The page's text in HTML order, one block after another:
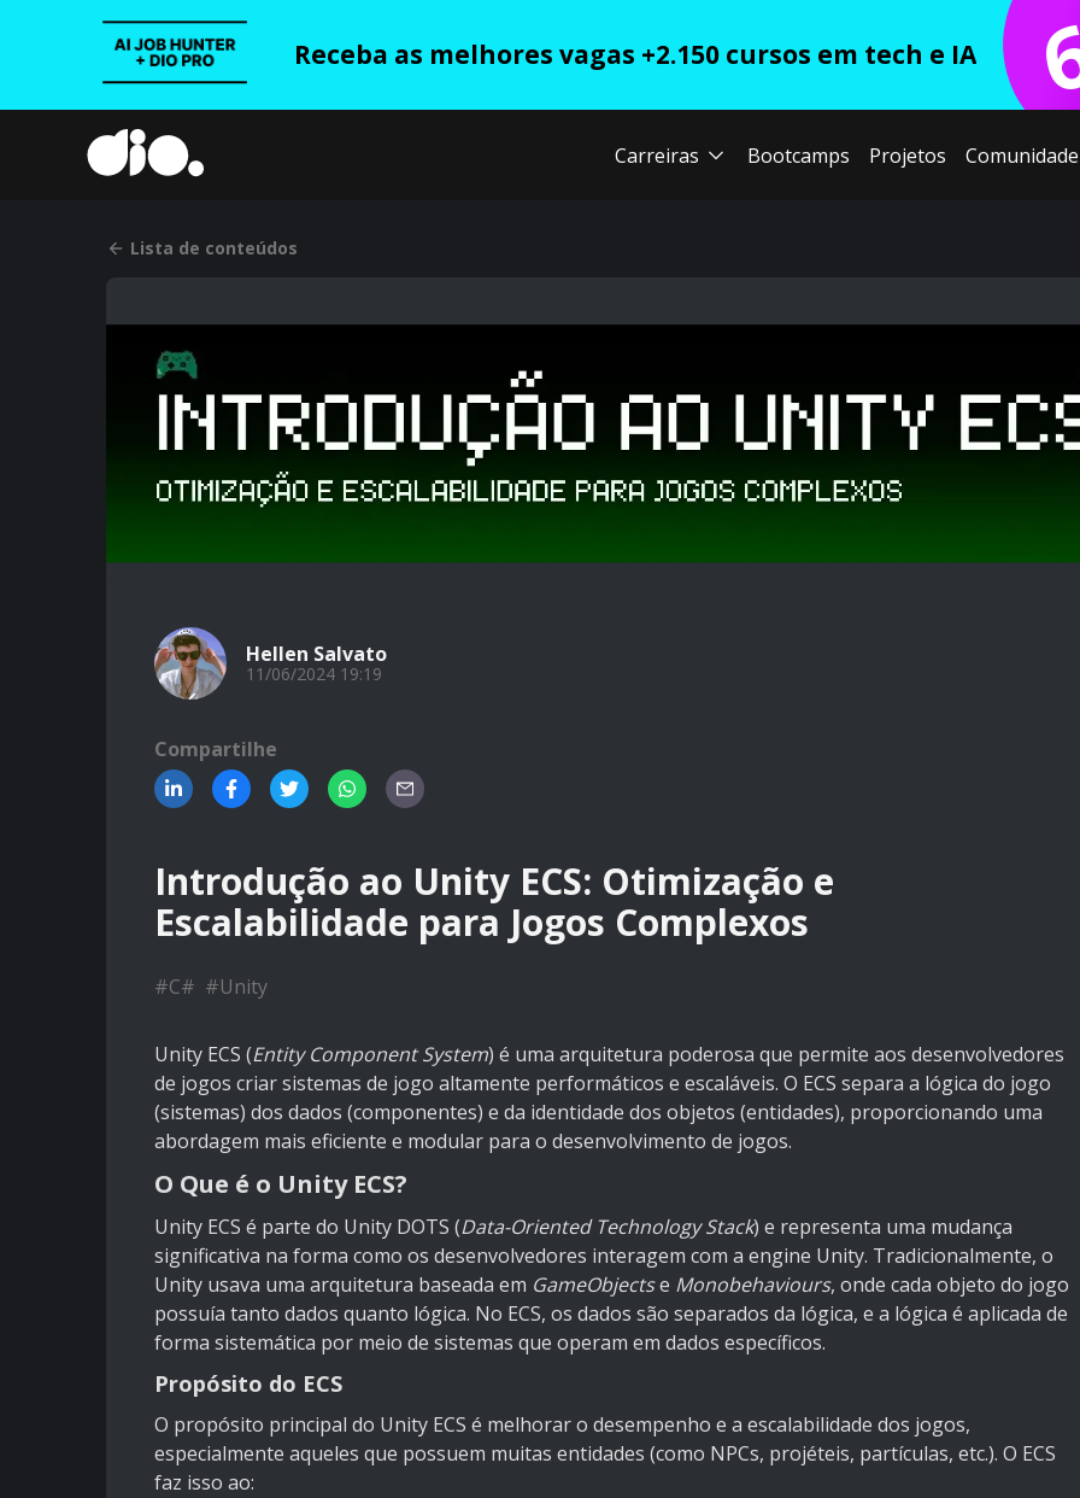
Receba as melhores vagas +2.150 cursos em tech e IA
Carreiras Bootcamps Projetos Comunidade
Lista de conteúdos
Hellen Salvato
11/06/2024 19:19
Compartilhe
Introdução ao Unity ECS: Otimização e
Escalabilidade para Jogos Complexos
#C# #Unity
Unity ECS (Entity Component System) é uma arquitetura poderosa que permite aos desenvolvedores
de jogos criar sistemas de jogo altamente performáticos e escaláveis. O ECS separa a lógica do jogo
(sistemas) dos dados (componentes) e da identidade dos objetos (entidades), proporcionando uma
abordagem mais eficiente e modular para o desenvolvimento de jogos.
O Que é o Unity ECS?
Unity ECS é parte do Unity DOTS (Data-Oriented Technology Stack) e representa uma mudança
significativa na forma como os desenvolvedores interagem com a engine Unity. Tradicionalmente, o
Unity usava uma arquitetura baseada em GameObjectse Monobehaviours, onde cada objeto do jogo
possuía tanto dados quanto lógica. No ECS, os dados são separados da lógica, e a lógica é aplicada de
forma sistemática por meio de sistemas que operam em dados específicos.
Propósito do ECS
O propósito principal do Unity ECS é melhorar o desempenho e a escalabilidade dos jogos,
especialmente aqueles que possuem muitas entidades (como NPCs, projéteis, partículas, etc.). O ECS
faz isso ao: